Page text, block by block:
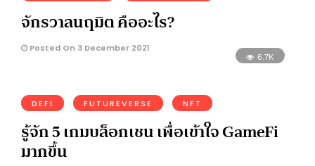
จักรวาลนฤมิต คืออะไร?
Posted On 3 December 2021
6.7K
DEFI FUTUREVERSE NFT
รู้จัก 5 เกมบล็อกเชน เพื่อเข้าใจ GameFi
มากขึ้น